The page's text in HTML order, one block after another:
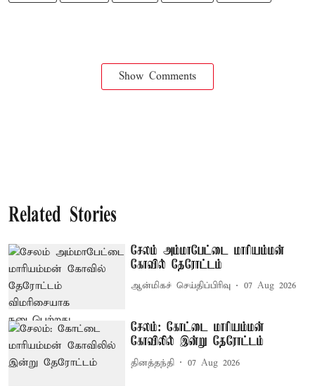
Show Comments
Related Stories
சேலம் அம்மாபேட்டை மாரியம்மன்
கோவில் தேரோட்டம்
ஆன்மிகச் செய்திப்பிரிவு 07 Aug 2026
சேலம்: கோட்டை மாரியம்மன்
கோவிலில் இன்று தேரோட்டம்
தினத்தந்தி 07 Aug 2026